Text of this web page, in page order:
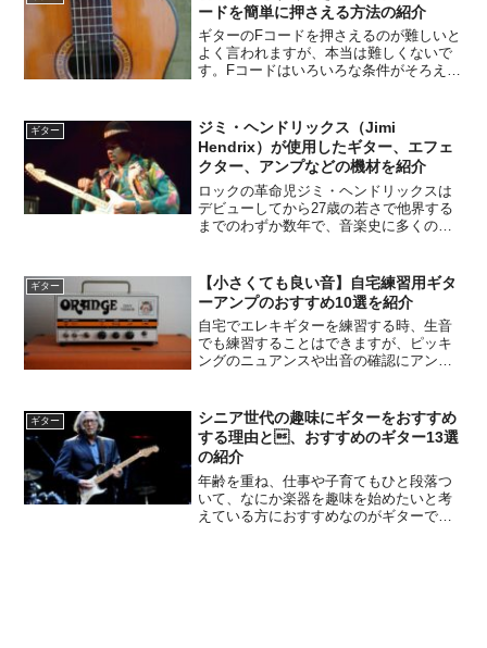
とができるので部屋がすっ...
ードを簡単に押さえる方法の紹介
ギターのFコードを押さえるのが難しいと
よく言われますが、本当は難しくないで
す。Fコードはいろいろな条件がそろえば
と思います。
ギター
ジミ・ヘンドリックス（Jimi
Hendrix）が使用したギター、エフェ
クター、アンプなどの機材を紹介
ロックの革命児ジミ・ヘンドリックスは
デビューしてから27歳の若さで他界する
までのわずか数年で、音楽史に多くの伝
は歯でギターを弾いたり、ステージ上で
ギターを燃やしたりと奇...
ギター
【小さくても良い音】自宅練習用ギタ
ーアンプのおすすめ10選を紹介
自宅でエレキギターを練習する時、生音
でも練習することはできますが、ピッキ
ングのニュアンスや出音の確認にアンプ
介したいと思います。
ギター
シニア世代の趣味にギターをおすすめ
する理由と、おすすめのギター13選
の紹介
年齢を重ね、仕事や子育てもひと段落つ
いて、なにか楽器を趣味を始めたいと考
えている方におすすめなのがギターで